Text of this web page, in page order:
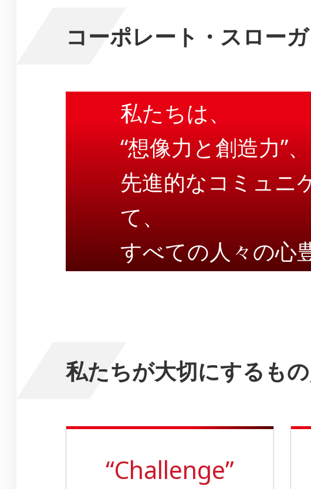
コーポレート・スロー
私たちは、
“想像力と創造力”、
先進的なコミュニ
て、
すべての人々の心
私たちが大切にするも
“Challenge”